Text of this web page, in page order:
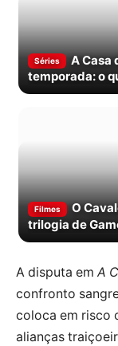
Séries
A Casa
temporada: o
de Rhaenyra?
Filmes
O
trilogia de
A disputa em A
confronto
coloca em risco
alianças